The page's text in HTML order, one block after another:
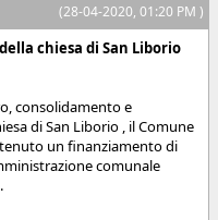
(28-04-2020, 01:20 PM )
chiesa di San Liborio
consolidamento e
di San Liborio , il Comune
un finanziamento di
comunale